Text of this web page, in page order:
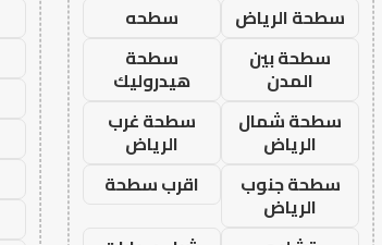
سطحة الرياض
سطحه
سطحة بين
المدن
سطحة
هيدروليك
سطحة شمال
الرياض
سطحة غرب
الرياض
سطحة جنوب
الرياض
اقرب سطحة